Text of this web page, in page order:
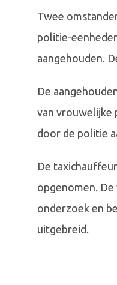
Twee
politie-
aangehouden.
De
van vrouwelijke
door de politie
De
opgenomen.
onderzoek en
uitgebreid.